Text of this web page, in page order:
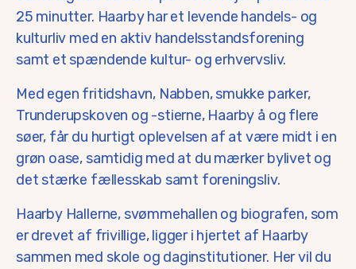
25 minutter. Haarby har et levende handels- og
kulturliv med en aktiv handelsstandsforening
samt et spændende kultur- og erhvervsliv.
Med egen fritidshavn, Nabben, smukke parker,
Trunderupskoven og -stierne, Haarby å og flere
søer, får du hurtigt oplevelsen af at være midt i en
grøn oase, samtidig med at du mærker bylivet og
det stærke fællesskab samt foreningsliv.
Haarby Hallerne, svømmehallen og biografen, som
er drevet af frivillige, ligger i hjertet af Haarby
sammen med skole og daginstitutioner. Her vil du